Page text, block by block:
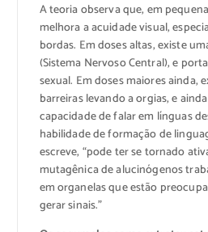
A teoria observa que, em
melhora a acuidade visual,
bordas. Em doses altas, existe
(Sistema Nervoso Central), e
sexual. Em doses maiores ainda,
barreiras levando a orgias, e
capacidade de falar em línguas
habilidade de formação de
escreve, “pode ter se tornado
mutagênica de alucinógenos
em organelas que estão
gerar sinais.”